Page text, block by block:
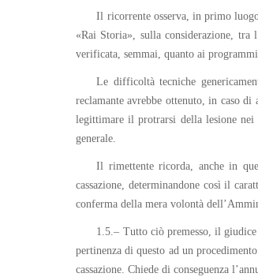
Il ricorrente osserva, in primo
«Rai Storia», sulla considerazione, tra
verificata, semmai, quanto ai
Le difficoltà tecniche
reclamante avrebbe ottenuto, in caso
legittimare il protrarsi della lesione nei
generale.
Il rimettente ricorda, anche in
cassazione, determinandone così il
conferma della mera volontà
1.5.– Tutto ciò premesso, il
pertinenza di questo ad un
cassazione. Chiede di conseguenza